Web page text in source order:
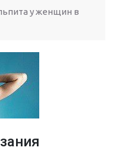
у женщин в